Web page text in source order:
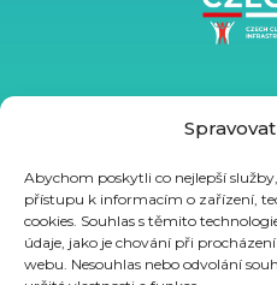
Abychom poskytli co nejlepší
přístupu k informacím o zařízení,
cookies. Souhlas s těmito
údaje, jako je chování při
webu. Nesouhlas nebo odvolání